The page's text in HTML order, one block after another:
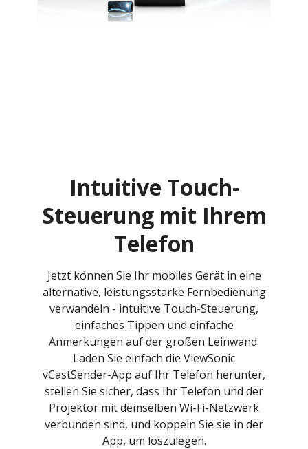
Intuitive Touch-
Steuerung mit Ihrem
Telefon
Jetzt können Sie Ihr mobiles Gerät in eine
alternative, leistungsstarke Fernbedienung
verwandeln - intuitive Touch-Steuerung,
einfaches Tippen und einfache
Anmerkungen auf der großen Leinwand.
Laden Sie einfach die ViewSonic
vCastSender-App auf Ihr Telefon herunter,
stellen Sie sicher, dass Ihr Telefon und der
Projektor mit demselben Wi-Fi-Netzwerk
verbunden sind, und koppeln Sie sie in der
App, um loszulegen.